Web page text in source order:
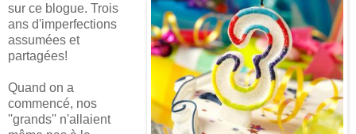
sur ce blogue. Trois
ans d'imperfections
assumées et
partagées!
Quand on a
commencé, nos
''grands'' n'allaient